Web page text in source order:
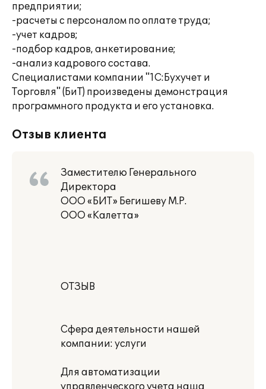
предприятии;
-расчеты с персоналом по оплате труда;
-учет кадров;
-подбор кадров, анкетирование;
-анализ кадрового состава.
Специалистами компании "1С:Бухучет и
Торговля" (БиТ) произведены демонстрация
программного продукта и его установка.
Отзыв клиента
Заместителю Генерального
Директора
ООО «БИТ» Бегишеву М.Р.
ООО «Калетта»
ОТЗЫВ
Сфера деятельности нашей
компании: услуги
Для автоматизации
управленческого учета наша